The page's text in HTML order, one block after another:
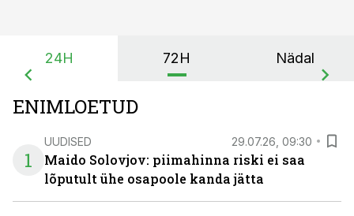
24H 72H Nädal
ENIMLOETUD
1
UUDISED 29.07.26, 09:30
Maido Solovjov: piimahinna riski ei saa
lõputult ühe osapoole kanda jätta